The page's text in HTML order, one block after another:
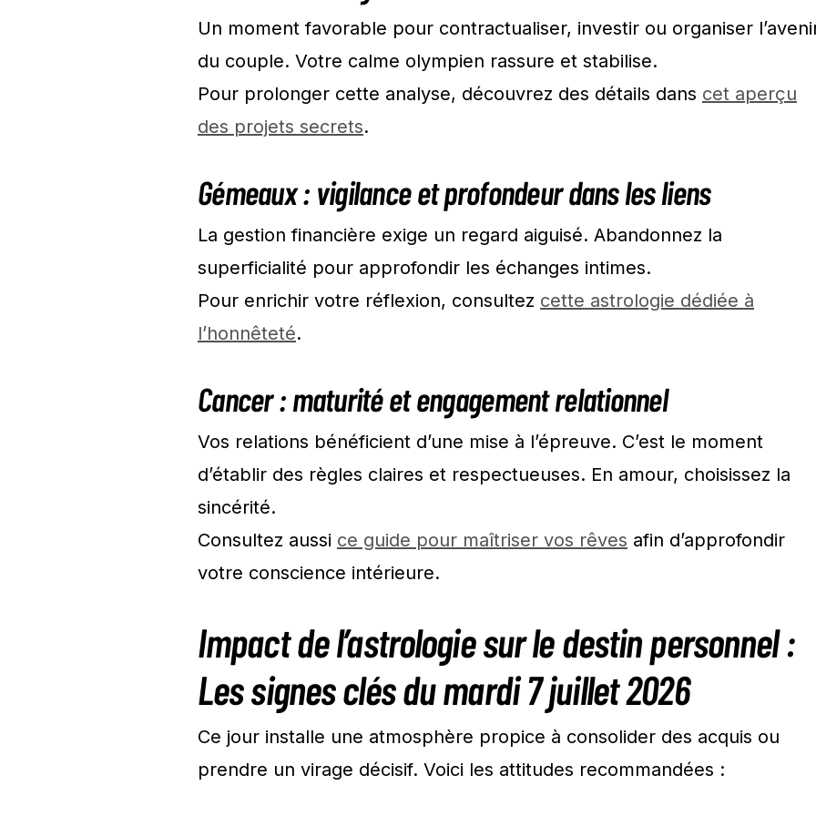
Un moment favorable pour contractualiser, investir ou organiser
du couple. Votre calme olympien rassure et stabilise.
Pour prolonger cette analyse, découvrez des détails dans cet aperçu
des projets secrets.
Gémeaux : vigilance et profondeur dans les liens
La gestion financière exige un regard aiguisé. Abandonnez la
superficialité pour approfondir les échanges intimes.
Pour enrichir votre réflexion, consultez cette astrologie dédiée à
l’honnêteté.
Cancer : maturité et engagement relationnel
Vos relations bénéficient d’une mise à l’épreuve. C’est le moment
d’établir des règles claires et respectueuses. En amour, choisissez la
sincérité.
Consultez aussi ce guide pour maîtriser vos rêves afin d’approfondir
votre conscience intérieure.
Impact de l’astrologie sur le destin personnel :
Les signes clés du mardi 7 juillet 2026
Ce jour installe une atmosphère propice à consolider des acquis ou
prendre un virage décisif. Voici les attitudes recommandées :